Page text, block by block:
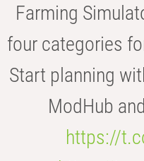
Farming
four categories
Start planning
ModHub
https://